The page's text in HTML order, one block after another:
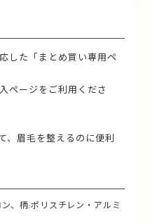
した「まとめ買い専用ペ
ページをご利用くださ
、眉毛を整えるのに便利
、柄:ポリスチレン・アルミ